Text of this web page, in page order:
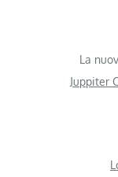
La
Juppiter